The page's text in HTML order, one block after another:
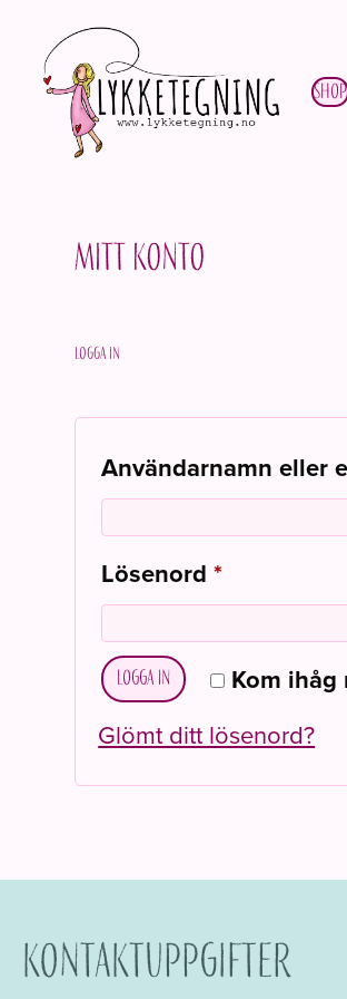
Shop
Mitt konto
Logga in
Användarnamn eller
Lösenord*
Kom ihåg
Logga in
Glömt ditt lösenord?
Kontaktuppgifter